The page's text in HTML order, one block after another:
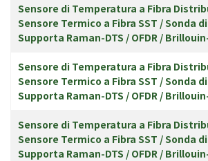
Sensore di Temperatura a Fibra
Sensore Termico a Fibra SST / Sonda
Supporta Raman-DTS / OFDR /
Sensore di Temperatura a Fibra
Sensore Termico a Fibra SST / Sonda
Supporta Raman-DTS / OFDR /
Sensore di Temperatura a Fibra
Sensore Termico a Fibra SST / Sonda
Supporta Raman-DTS / OFDR /